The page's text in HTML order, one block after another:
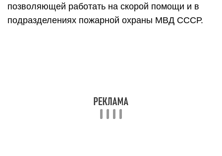
образования и науки РФ учреждение входит в
структуру «Медицинского колледжа № 5»,